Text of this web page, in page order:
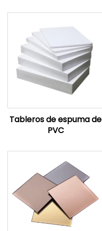
Tableros de espuma de
PVC